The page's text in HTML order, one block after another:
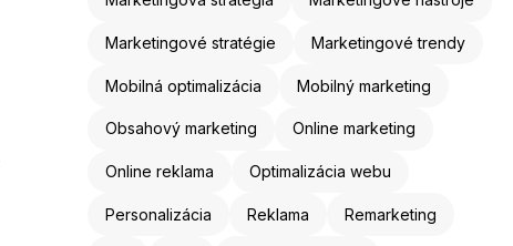
Marketingové stratégie Marketingové trendy
Mobilná optimalizácia Mobilný marketing
Obsahový marketing Online marketing
Online reklama Optimalizácia webu
Personalizácia Reklama Remarketing